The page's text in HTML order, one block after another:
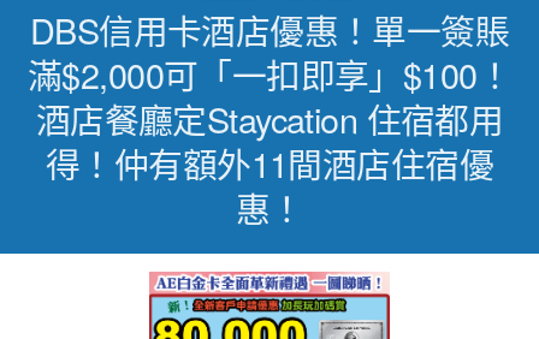
DBS信用卡酒店優惠！單一簽賬
滿$2,000可「一扣即享」$100！
酒店餐廳定Staycation 住宿都用
得！仲有額外11間酒店住宿優
惠！